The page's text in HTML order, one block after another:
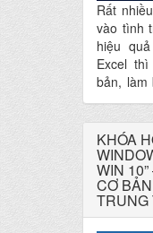
Rất
vào tình
hiệu
Excel
bản, làm
soạn
cản
và khó
khó
đã xây
phòng
KHÓA
WIN
CƠ
TRUNG